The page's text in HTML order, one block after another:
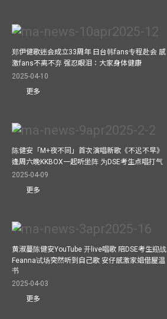
郑伊健歌迷会成立33周年 日台韩fans专程赴会 感
激fans不离不弃 强忍眼泪：大家身体健康
2025-04-10
更多
陈健安「M+夜不同」首次演唱新歌《不迟不早》
逢周六晚KKBOX一起听坐阵 为DSE考生点唱打气
2025-04-09
更多
黄淑蔓陈健安YouTube 开live唱歌 陪DSE考生迎战
Feanna试场突然听到自己歌 安仔感激家姐借屋温
书
2025-04-03
更多